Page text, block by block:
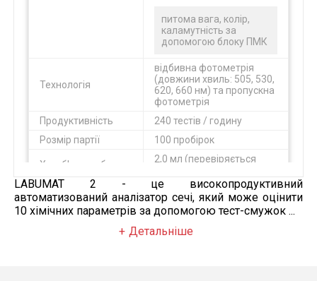
питома вага, колір,
каламутність за
допомогою блоку ПМК
Технологія
відбивна фотометрія
(довжини хвиль: 505, 530,
620, 660 нм) та пропускна
фотометрія
Продуктивність
240 тестів / годину
Розмір партії
100 пробірок
Хв. об'єм проби
2,0 мл (перевіряється
Об'єм пам'яті
10 000 результатів
Принтер
вбудований
термопринтер
LABUMAT 2 - це високопродуктивний
автоматизований аналізатор сечі, який може оцінити
10 хімічних параметрів за допомогою тест-смужок ...
Детальніше